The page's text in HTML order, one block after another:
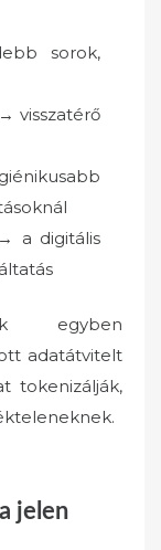
sorok,
visszatérő
a digitális
egyben
adatátvitelt
tokenizálják,
jelen